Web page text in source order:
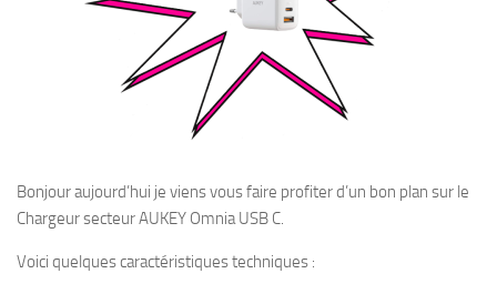
Bonjour aujourd’hui je viens vous faire profiter d’un bon plan sur le
Chargeur secteur AUKEY Omnia USB C.
Voici quelques caractéristiques techniques :